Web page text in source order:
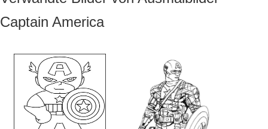
Captain America